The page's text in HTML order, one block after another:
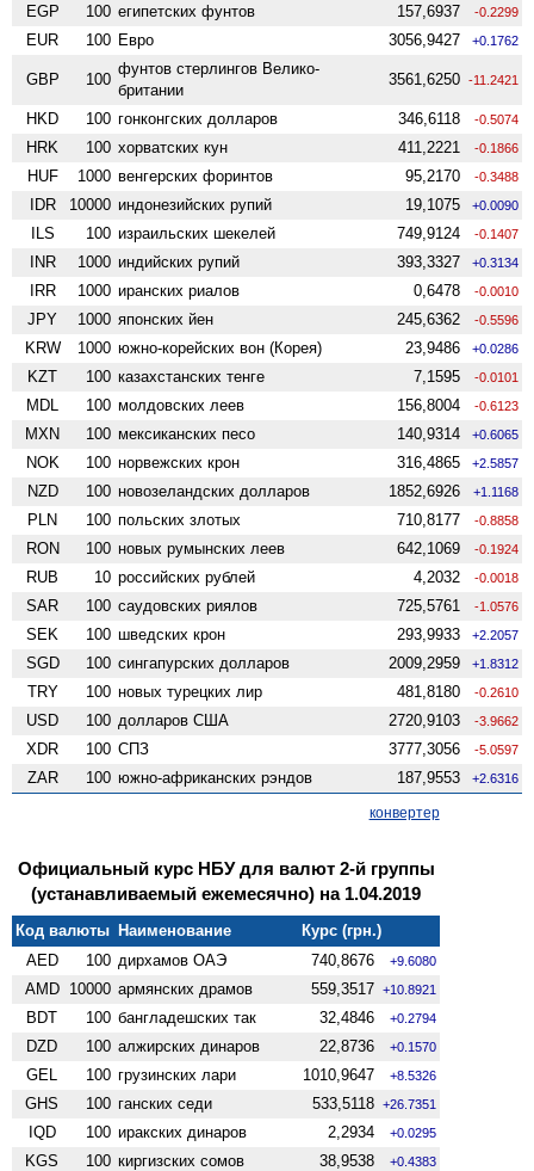
EGP 100 египетских фунтов 157,6937 -0.2299
EUR 100 Евро 3056,9427 +0.1762
GBP 100
фунтов стерлингов Велико­
британии
3561,6250 -11.2421
HKD 100 гонконгских долларов 346,6118 -0.5074
HRK 100 хорватских кун 411,2221 -0.1866
HUF 1000 венгерских форинтов 95,2170 -0.3488
IDR 10000 индонезийских рупий 19,1075 +0.0090
ILS 100 израильских шекелей 749,9124 -0.1407
INR 1000 индийских рупий 393,3327 +0.3134
IRR 1000 иранских риалов 0,6478 -0.0010
JPY 1000 японских йен 245,6362 -0.5596
KRW 1000 южно-корейских вон (Корея) 23,9486 +0.0286
KZT 100 казахстанских тенге 7,1595 -0.0101
MDL 100 молдовских леев 156,8004 -0.6123
MXN 100 мексиканских песо 140,9314 +0.6065
NOK 100 норвежских крон 316,4865 +2.5857
NZD 100 ново­зеландских долларов 1852,6926 +1.1168
PLN 100 польских злотых 710,8177 -0.8858
RON 100 новых румынских леев 642,1069 -0.1924
RUB 10 российских рублей 4,2032 -0.0018
SAR 100 саудовских риялов 725,5761 -1.0576
SEK 100 шведских крон 293,9933 +2.2057
SGD 100 сингапурских долларов 2009,2959 +1.8312
TRY 100 новых турецких лир 481,8180 -0.2610
USD 100 долларов США 2720,9103 -3.9662
XDR 100 СПЗ 3777,3056 -5.0597
ZAR 100 южно-африканских рэндов 187,9553 +2.6316
конвертер
Официальный курс НБУ для валют 2-й группы
(устанавливаемый ежемесячно) на 1.04.2019
Код валюты Наименование
Курс (грн.)
AED
100 дирхамов ОАЭ 740,8676 +9.6080
AMD 10000 армянских драмов 559,3517 +10.8921
BDT 100 бангладешских так 32,4846 +0.2794
DZD 100 алжирских динаров 22,8736 +0.1570
GEL 100 грузинских лари 1010,9647 +8.5326
GHS 100 ганских седи 533,5118 +26.7351
IQD 100 иракских динаров 2,2934 +0.0295
KGS 100 киргизских сомов 38,9538 +0.4383